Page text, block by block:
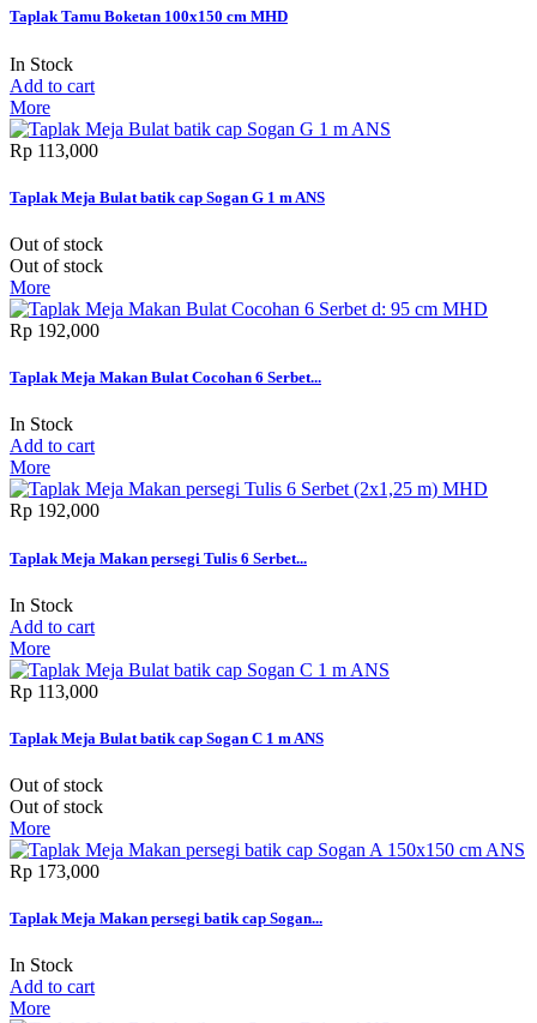
Taplak Tamu Boketan 100x150 cm MHD
In Stock
Add to cart
More
Rp‎ 113,000
Taplak Meja Bulat batik cap Sogan G 1 m ANS
Out of stock
Out of stock
More
Rp‎ 192,000
Taplak Meja Makan Bulat Cocohan 6 Serbet...
In Stock
Add to cart
More
Rp‎ 192,000
Taplak Meja Makan persegi Tulis 6 Serbet...
In Stock
Add to cart
More
Rp‎ 113,000
Taplak Meja Bulat batik cap Sogan C 1 m ANS
Out of stock
Out of stock
More
Rp‎ 173,000
Taplak Meja Makan persegi batik cap Sogan...
In Stock
Add to cart
More